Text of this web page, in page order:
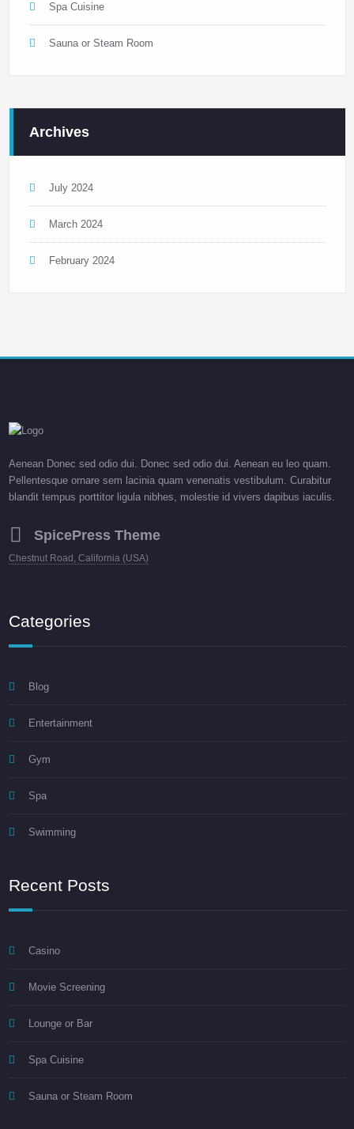
Spa Cuisine
Sauna or Steam Room
Archives
July 2024
March 2024
February 2024
Aenean Donec sed odio dui. Donec sed odio dui. Aenean eu leo quam.
Pellentesque ornare sem lacinia quam venenatis vestibulum. Curabitur
blandit tempus porttitor ligula nibhes, molestie id vivers dapibus iaculis.
SpicePress Theme
Chestnut Road, California (USA)
Categories
Blog
Entertainment
Gym
Spa
Swimming
Recent Posts
Casino
Movie Screening
Lounge or Bar
Spa Cuisine
Sauna or Steam Room